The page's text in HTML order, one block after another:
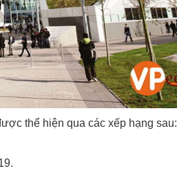
thể hiện qua các xếp hạng sau: